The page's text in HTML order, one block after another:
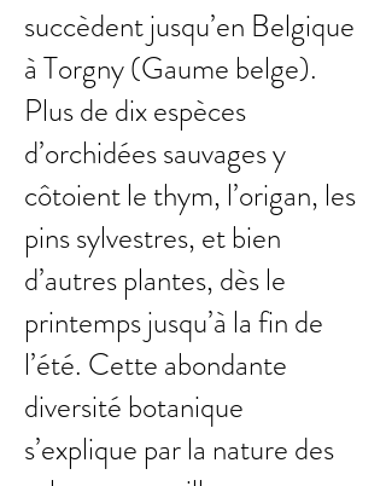
succèdent jusqu’en Belgique
à Torgny (Gaume belge).
Plus de dix espèces
d’orchidées sauvages y
côtoient le thym, l’origan, les
pins sylvestres, et bien
d’autres plantes, dès le
printemps jusqu’à la fin de
l’été. Cette abondante
diversité botanique
s’explique par la nature des